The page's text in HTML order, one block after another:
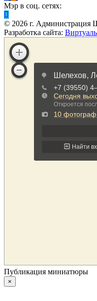
Мэр в соц. сетях:
© 2026 г. Администрация
Разработка сайта:
Публикация миниатюры
×